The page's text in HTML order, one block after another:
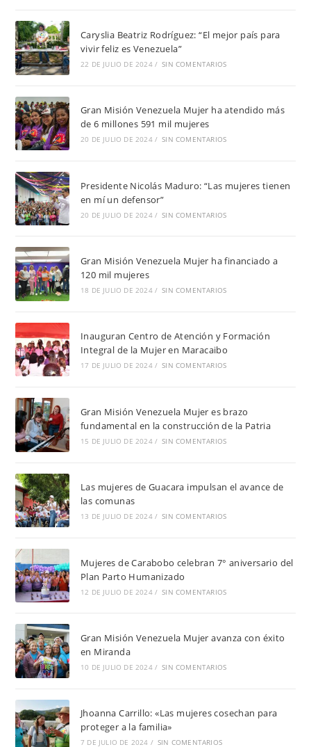
Caryslia Beatriz Rodríguez: “El mejor país para
vivir feliz es Venezuela”
22 DE JULIO DE 2024 / SIN COMENTARIOS
Gran Misión Venezuela Mujer ha atendido más
de 6 millones 591 mil mujeres
20 DE JULIO DE 2024 / SIN COMENTARIOS
Presidente Nicolás Maduro: “Las mujeres tienen
en mí un defensor”
20 DE JULIO DE 2024 / SIN COMENTARIOS
Gran Misión Venezuela Mujer ha financiado a
120 mil mujeres
18 DE JULIO DE 2024 / SIN COMENTARIOS
Inauguran Centro de Atención y Formación
Integral de la Mujer en Maracaibo
17 DE JULIO DE 2024 / SIN COMENTARIOS
Gran Misión Venezuela Mujer es brazo
fundamental en la construcción de la Patria
15 DE JULIO DE 2024 / SIN COMENTARIOS
Las mujeres de Guacara impulsan el avance de
las comunas
13 DE JULIO DE 2024 / SIN COMENTARIOS
Mujeres de Carabobo celebran 7° aniversario del
Plan Parto Humanizado
12 DE JULIO DE 2024 / SIN COMENTARIOS
Gran Misión Venezuela Mujer avanza con éxito
en Miranda
10 DE JULIO DE 2024 / SIN COMENTARIOS
Jhoanna Carrillo: «Las mujeres cosechan para
proteger a la familia»
7 DE JULIO DE 2024 / SIN COMENTARIOS